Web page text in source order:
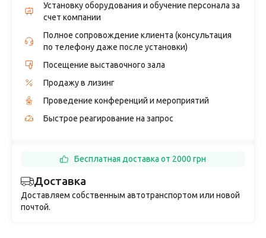
Установку оборудования и обучение персонала за
счет компании
Полное сопровождение клиента (консультация
по телефону даже после установки)
Посещение выставочного зала
Продажу в лизинг
Проведение конференций и мероприятий
Быстрое реагирование на запрос
Доставка
Доставляем собственным автотранспортом или новой
почтой.
Бесплатная доставка от 2000 грн